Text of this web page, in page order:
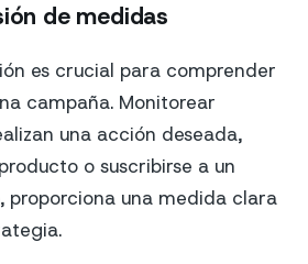
de medidas
es crucial para comprender
campaña. Monitorear
una acción deseada,
o suscribirse a un
proporciona una medida clara